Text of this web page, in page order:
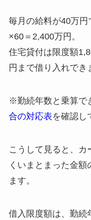
毎月の給料が40万円
×60＝2,400万円。
住宅貸付は限度額
円まで借り入れでき
※勤続年数と乗算で
合の対応表を確認し
こうして見ると、カ
くいまとまった金額
ます。
借入限度額は、勤続